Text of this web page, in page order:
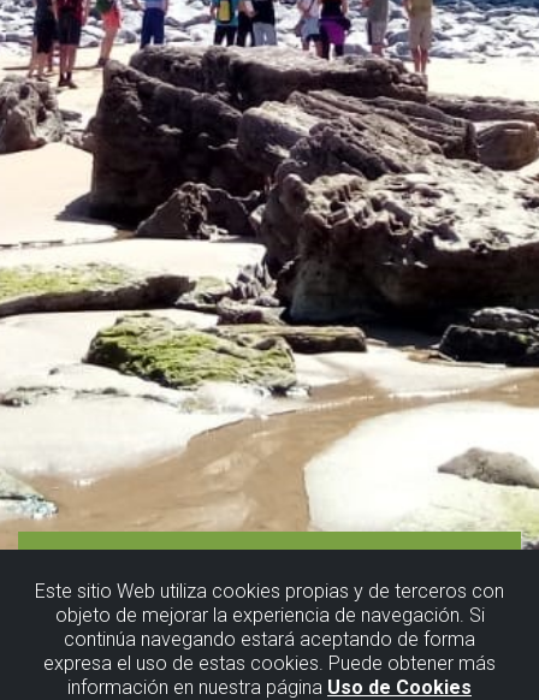
Este sitio Web utiliza cookies propias y de terceros con
objeto de mejorar la experiencia de navegación. Si
continúa navegando estará aceptando de forma
expresa el uso de estas cookies. Puede obtener más
información en nuestra página Uso de Cookies